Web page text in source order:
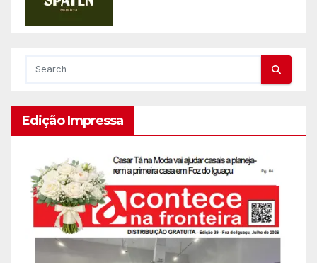
Edição Impressa